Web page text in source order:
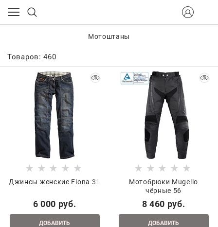
Мотоштаны
Товаров: 460
Джинсы женские Fiona 31
6 000 руб.
ДОБАВИТЬ
Мотобрюки Mugello
чёрные 56
8 460 руб.
ДОБАВИТЬ